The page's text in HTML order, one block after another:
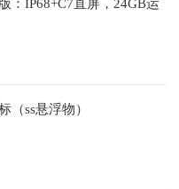
：IP68+C7直屏，24GB运
（ss悬浮物）